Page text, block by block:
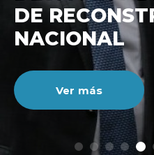
modo claro
DE
NACIONAL
Ver más